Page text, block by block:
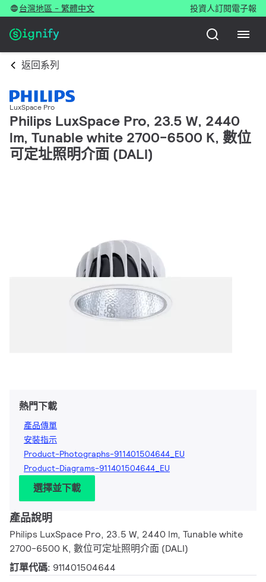
台灣地區 - 繁體中文 投資人訂閱電子報
返回系列
LuxSpace Pro
Philips LuxSpace Pro, 23.5 W, 2440
lm, Tunable white 2700-6500 K, 數位
可定址照明介面 (DALI)
熱門下載
產品傳單
安裝指示
Product-Photographs-911401504644_EU
Product-Diagrams-911401504644_EU
選擇並下載
產品說明
Philips LuxSpace Pro, 23.5 W, 2440 lm, Tunable white
2700-6500 K, 數位可定址照明介面 (DALI)
訂單代碼: 911401504644